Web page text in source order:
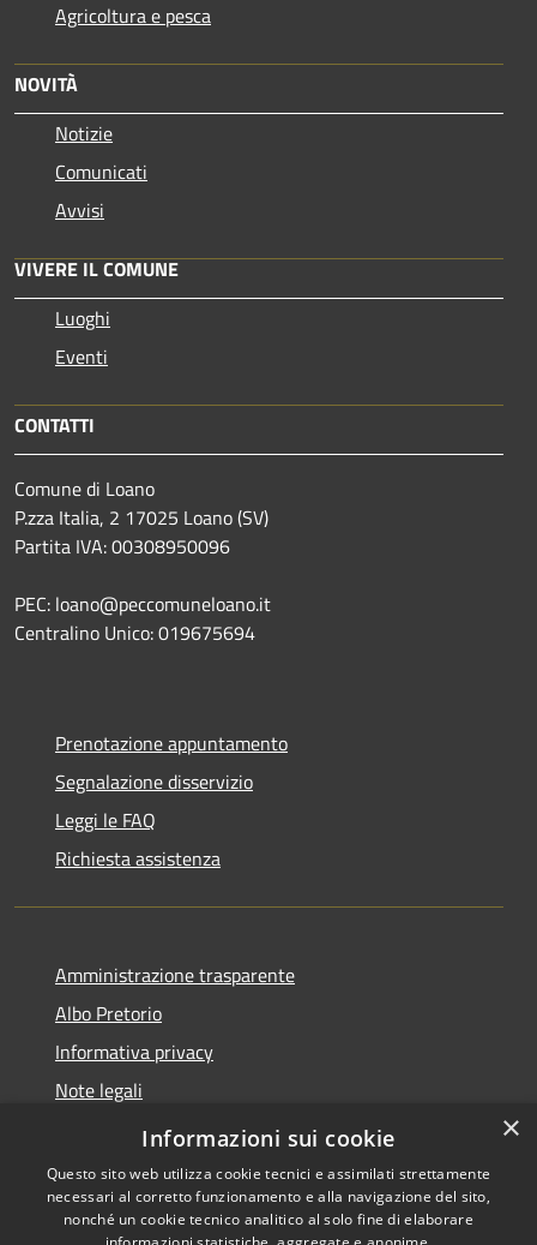
Agricoltura e pesca
NOVITÀ
Notizie
Comunicati
Avvisi
VIVERE IL COMUNE
Luoghi
Eventi
CONTATTI
Comune di Loano
P.zza Italia, 2 17025 Loano (SV)
Partita IVA: 00308950096
PEC: loano@peccomuneloano.it
Centralino Unico: 019675694
Prenotazione appuntamento
Segnalazione disservizio
Leggi le FAQ
Richiesta assistenza
Amministrazione trasparente
Albo Pretorio
Informativa privacy
Note legali
Dichiarazione di accessibilità
×
Informazioni sui cookie
Questo sito web utilizza cookie tecnici e assimilati strettamente
necessari al corretto funzionamento e alla navigazione del sito,
nonché un cookie tecnico analitico al solo fine di elaborare